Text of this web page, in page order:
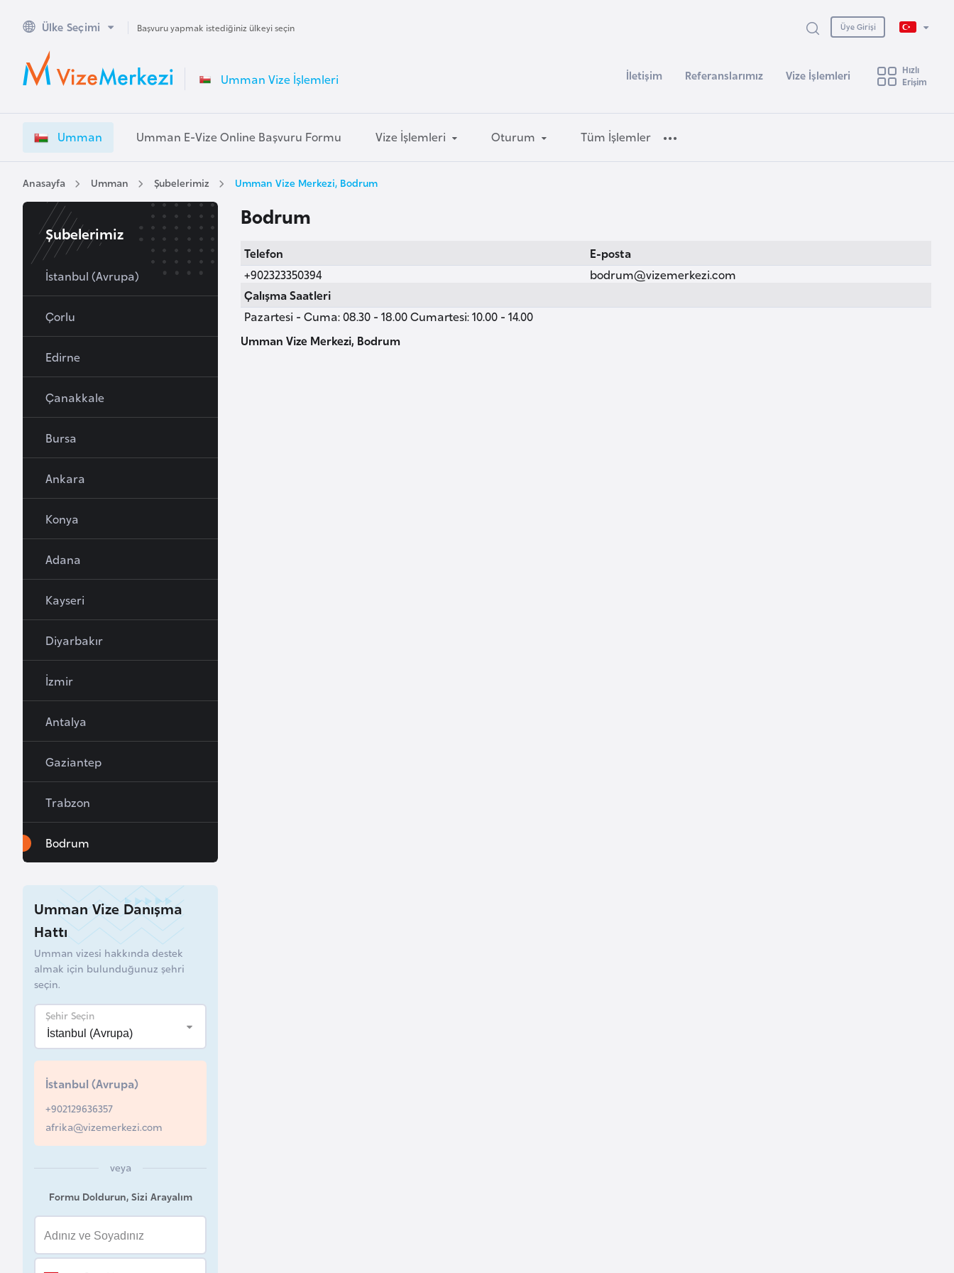
Ülke Seçimi Başvuru yapmak istediğiniz ülkeyi seçin Üye Girişi
Umman Vize İşlemleri İletişim Referanslarımız Vize İşlemleri
Hızlı
Erişim
Umman Umman E-Vize Online Başvuru Formu Vize İşlemleri Oturum Tüm İşlemler
Anasayfa Umman Şubelerimiz Umman Vize Merkezi, Bodrum
Bodrum
Telefon
+902323350394
E-posta
bodrum@vizemerkezi.com
Çalışma Saatleri
Pazartesi - Cuma: 08.30 - 18.00 Cumartesi: 10.00 - 14.00
Umman Vize Merkezi, Bodrum
Şubelerimiz
İstanbul (Avrupa)
Çorlu
Edirne
Çanakkale
Bursa
Ankara
Konya
Adana
Kayseri
Diyarbakır
İzmir
Antalya
Gaziantep
Trabzon
Bodrum
Umman Vize Danışma
Hattı
Umman vizesi hakkında destek
almak için bulunduğunuz şehri
seçin.
Şehir Seçin
İstanbul (Avrupa)
+902129636357
afrika@vizemerkezi.com
veya
Formu Doldurun, Sizi Arayalım
A
u
s
a
l
A
u
s
t
y
z
r
b
a
y
c
a
n
B
r
y
n
a
n
g
l
e
B
l
a
r
s
B
e
l
i
a